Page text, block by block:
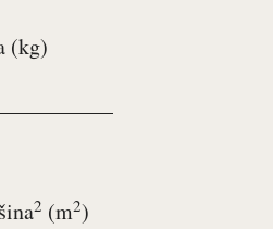
(kg)
2 (m2)